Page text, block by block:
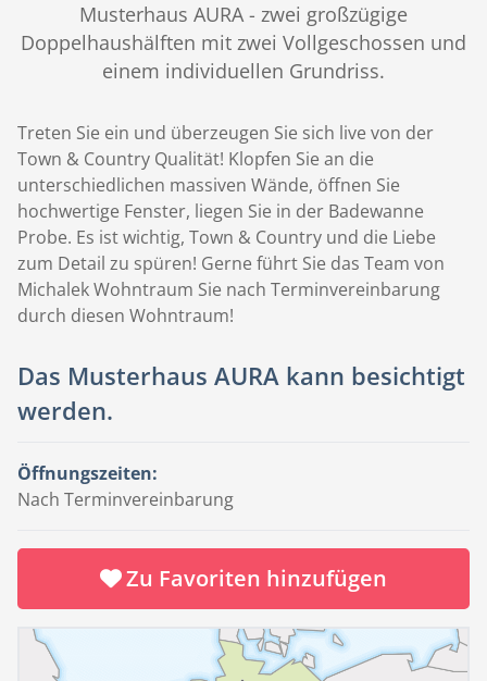
Musterhaus AURA - zwei großzügige
Doppelhaushälften mit zwei Vollgeschossen und
einem individuellen Grundriss.
Treten Sie ein und überzeugen Sie sich live von der
Town & Country Qualität! Klopfen Sie an die
unterschiedlichen massiven Wände, öffnen Sie
hochwertige Fenster, liegen Sie in der Badewanne
Probe. Es ist wichtig, Town & Country und die Liebe
zum Detail zu spüren! Gerne führt Sie das Team von
Michalek Wohntraum Sie nach Terminvereinbarung
durch diesen Wohntraum!
Das Musterhaus AURA kann besichtigt
werden.
Öffnungszeiten:
Nach Terminvereinbarung
Zu Favoriten hinzufügen